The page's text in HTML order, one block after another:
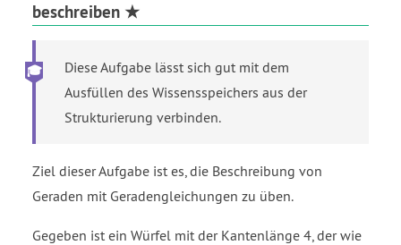
beschreiben ★
Diese Aufgabe lässt sich gut mit dem
Ausfüllen des Wissensspeichers aus der
Strukturierung verbinden.
Ziel dieser Aufgabe ist es, die Beschreibung von
Geraden mit Geradengleichungen zu üben.
Gegeben ist ein Würfel mit der Kantenlänge 4, der wie